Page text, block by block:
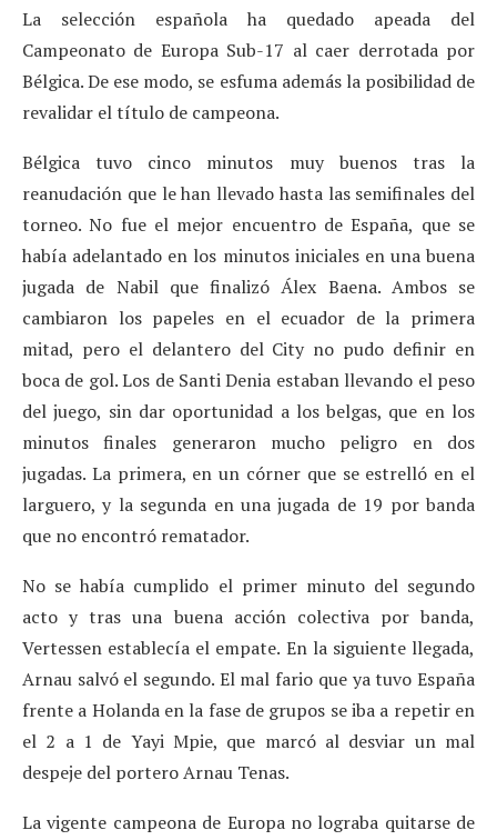
La selección española ha quedado apeada del
Campeonato de Europa Sub-17 al caer derrotada por
Bélgica. De ese modo, se esfuma además la posibilidad de
revalidar el título de campeona.
Bélgica tuvo cinco minutos muy buenos tras la
reanudación que le han llevado hasta las semifinales del
torneo. No fue el mejor encuentro de España, que se
había adelantado en los minutos iniciales en una buena
jugada de Nabil que finalizó Álex Baena. Ambos se
cambiaron los papeles en el ecuador de la primera
mitad, pero el delantero del City no pudo definir en
boca de gol. Los de Santi Denia estaban llevando el peso
del juego, sin dar oportunidad a los belgas, que en los
minutos finales generaron mucho peligro en dos
jugadas. La primera, en un córner que se estrelló en el
larguero, y la segunda en una jugada de 19 por banda
que no encontró rematador.
No se había cumplido el primer minuto del segundo
acto y tras una buena acción colectiva por banda,
Vertessen establecía el empate. En la siguiente llegada,
Arnau salvó el segundo. El mal fario que ya tuvo España
frente a Holanda en la fase de grupos se iba a repetir en
el 2 a 1 de Yayi Mpie, que marcó al desviar un mal
despeje del portero Arnau Tenas.
La vigente campeona de Europa no lograba quitarse de